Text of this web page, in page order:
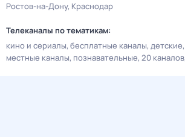
Ростов-на-Дону Краснодар
Телеканалы по тематикам:
кино и сериалы бесплатные каналы детские
местные каналы познавательные 20 каналов